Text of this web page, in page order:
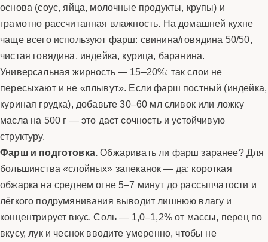
основа (соус, яйца, молочные продукты, крупы) и
грамотно рассчитанная влажность. На домашней кухне
чаще всего используют фарш: свинина/говядина 50/50,
чистая говядина, индейка, курица, баранина.
Универсальная жирность — 15–20%: так слои не
пересыхают и не «плывут». Если фарш постный (индейка,
куриная грудка), добавьте 30–60 мл сливок или ложку
масла на 500 г — это даст сочность и устойчивую
структуру.
Фарш и подготовка.Обжаривать ли фарш заранее? Для
большинства «слойных» запеканок — да: короткая
обжарка на среднем огне 5–7 минут до рассыпчатости и
лёгкого подрумянивания выводит лишнюю влагу и
концентрирует вкус. Соль — 1,0–1,2% от массы, перец по
вкусу, лук и чеснок вводите умеренно, чтобы не